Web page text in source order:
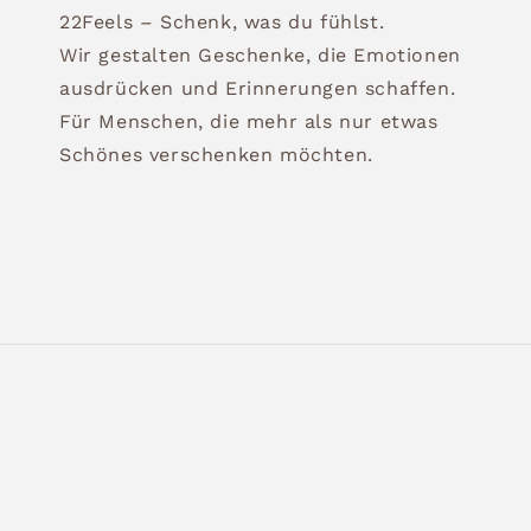
22Feels – Schenk, was du fühlst.
Wir gestalten Geschenke, die Emotionen
ausdrücken und Erinnerungen schaffen.
Für Menschen, die mehr als nur etwas
Schönes verschenken möchten.